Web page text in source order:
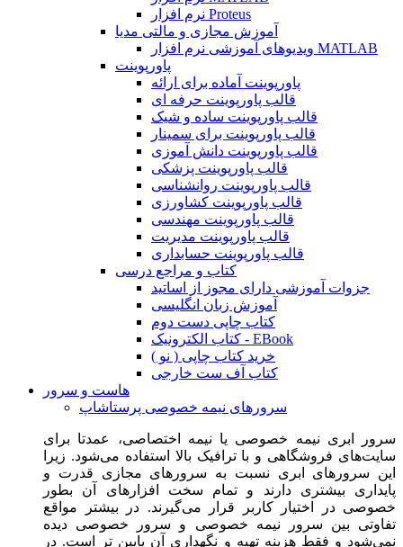
نرم افزار Proteus
آموزش مجازی و مالتی مدیا
ویدیوهای آموزشی نرم افزار MATLAB
پاورپوینت
پاورپوینت آماده برای ارائه
قالب پاورپوینت حرفه ای
قالب پاورپوینت ساده و شیک
قالب پاورپوینت برای سمینار
قالب پاورپوینت دانش آموزی
قالب پاورپوینت پزشکی
قالب پاورپوینت روانشناسی
قالب پاورپوینت کشاورزی
قالب پاورپوینت مهندسی
قالب پاورپوینت مدیریت
قالب پاورپوینت حسابداری
کتاب و مراجع درسی
جزوات آموزشی دارای مجوز از اساتید
آموزش زبان انگلیسی
کتاب چاپی دست دوم
کتاب الکترونیک - EBook
خرید کتاب چاپی ( نو )
کتاب آف ست خارجی
هاست و سرور
سرورهای نیمه خصوصی پرستاشاپ
سرور ابری نیمه خصوصی یا نیمه اختصاصی، عمدتا برای
سایت‌های فروشگاهی و با ترافیک بالا استفاده می‌شود. زیرا
این سرورهای ابری نسبت به سرورهای مجازی قدرت و
پایداری بیشتری دارند و تمام سخت افزارهای آن بطور
خصوصی در اختیار کاربر قرار می‌گیرند. در بیشتر مواقع
تفاوتی بین سرور نیمه خصوصی و سرور خصوصی دیده
نمی‌شود و فقط هزینه تهیه و نگهداری آن پایین تر است. در